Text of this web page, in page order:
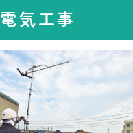
電気工事